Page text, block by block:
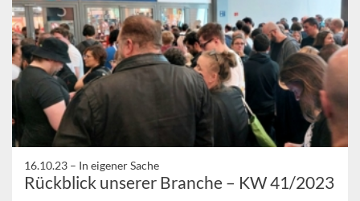
16.10.23 – In eigener Sache
Rückblick unserer Branche – KW 41/2023